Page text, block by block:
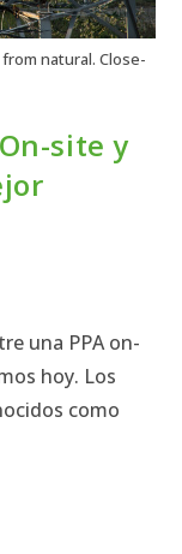
natural. Close-
site y
una PPA on-
hoy. Los
como